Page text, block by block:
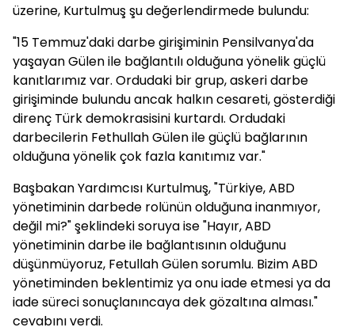
üzerine, Kurtulmuş şu değerlendirmede bulundu:
"15 Temmuz'daki darbe girişiminin Pensilvanya'da
yaşayan Gülen ile bağlantılı olduğuna yönelik güçlü
kanıtlarımız var. Ordudaki bir grup, askeri darbe
girişiminde bulundu ancak halkın cesareti, gösterdiği
direnç Türk demokrasisini kurtardı. Ordudaki
darbecilerin Fethullah Gülen ile güçlü bağlarının
olduğuna yönelik çok fazla kanıtımız var."
Başbakan Yardımcısı Kurtulmuş, "Türkiye, ABD
yönetiminin darbede rolünün olduğuna inanmıyor,
değil mi?" şeklindeki soruya ise "Hayır, ABD
yönetiminin darbe ile bağlantısının olduğunu
düşünmüyoruz, Fetullah Gülen sorumlu. Bizim ABD
yönetiminden beklentimiz ya onu iade etmesi ya da
iade süreci sonuçlanıncaya dek gözaltına alması."
cevabını verdi.